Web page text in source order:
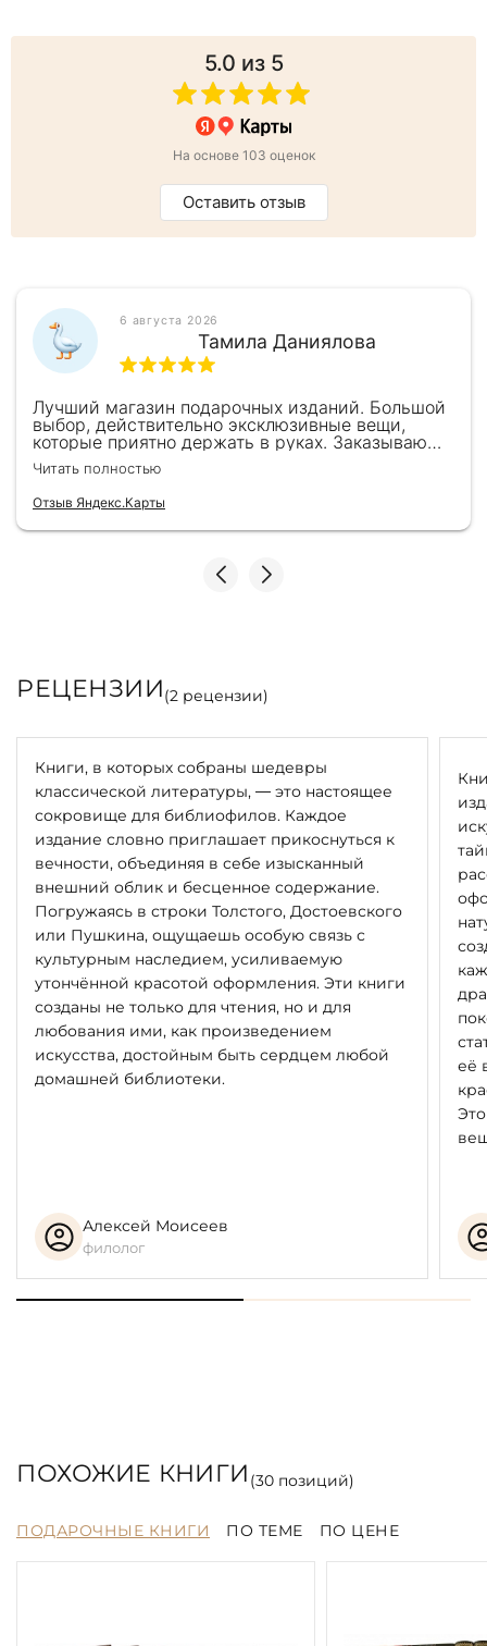
5.0 из 5
На основе 103 оценок
Оставить отзыв
6 августа 2026
Тамила Даниялова
Лучший магазин подарочных изданий. Большой
выбор, действительно эксклюзивные вещи,
которые приятно держать в руках. Заказываю
здесь уже второй раз для бизнес-партнеров,
всегда всё безупречно — от общения с
консультантами до качества самих книг.
Однозначно рекомендую
Читать полностью
Отзыв Яндекс.Карты
РЕЦЕНЗИИ(2 рецензии)
Книги, в которых собраны шедевры
классической литературы, — это настоящее
сокровище для библиофилов. Каждое
издание словно приглашает прикоснуться к
вечности, объединяя в себе изысканный
внешний облик и бесценное содержание.
Погружаясь в строки Толстого, Достоевского
или Пушкина, ощущаешь особую связь с
культурным наследием, усиливаемую
утончённой красотой оформления. Эти книги
созданы не только для чтения, но и для
любования ими, как произведением
искусства, достойным быть сердцем любой
домашней библиотеки.
Алексей Моисеев
филолог
её
ПОХОЖИЕ КНИГИ (30позиций)
ПОДАРОЧНЫЕ КНИГИ ПО ТЕМЕ ПО ЦЕНЕ